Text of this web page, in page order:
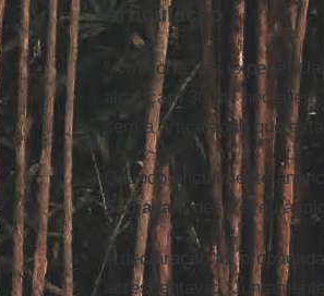
Articulação
"A maioria das
alcançam 30 mil
sem a articulação que
Quando oficialmente
Sanjayan , descreveu a
A declaração foi
acrescentava: